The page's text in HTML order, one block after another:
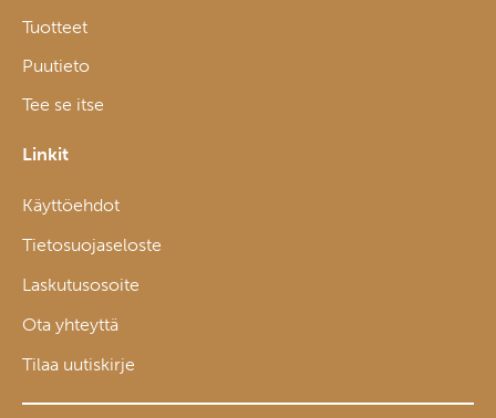
Tuotteet
Puutieto
Tee se itse
Linkit
Käyttöehdot
Tietosuojaseloste
Laskutusosoite
Ota yhteyttä
Tilaa uutiskirje